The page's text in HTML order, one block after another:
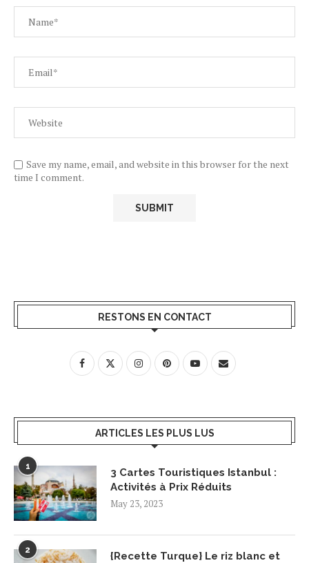
Save my name, email, and website in this browser for the next
time I comment.
RESTONS EN CONTACT
ARTICLES LES PLUS LUS
1
3 Cartes Touristiques Istanbul :
Activités à Prix Réduits
May 23, 2023
2
{Recette Turque} Le riz blanc et